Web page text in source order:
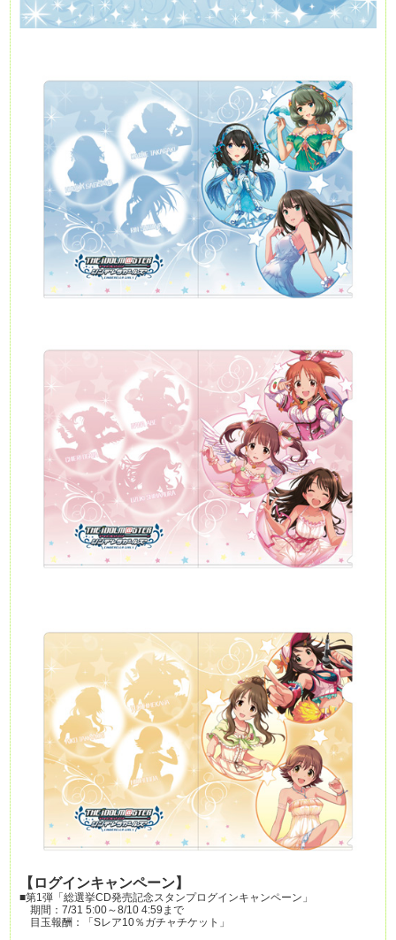
【ログインキャンペーン】
■第1弾「総選挙CD発売記念スタンプログインキャンペーン」
期間：7/31 5:00～8/10 4:59まで
目玉報酬：「Sレア10％ガチャチケット」